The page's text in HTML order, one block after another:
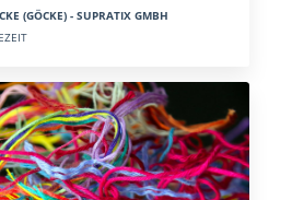
(GÖCKE) - SUPRATIX GMBH